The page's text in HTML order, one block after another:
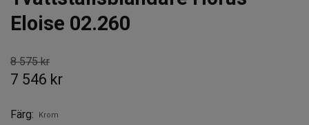
Eloise 02.260
8 575 kr
7 546 kr
Färg: Krom